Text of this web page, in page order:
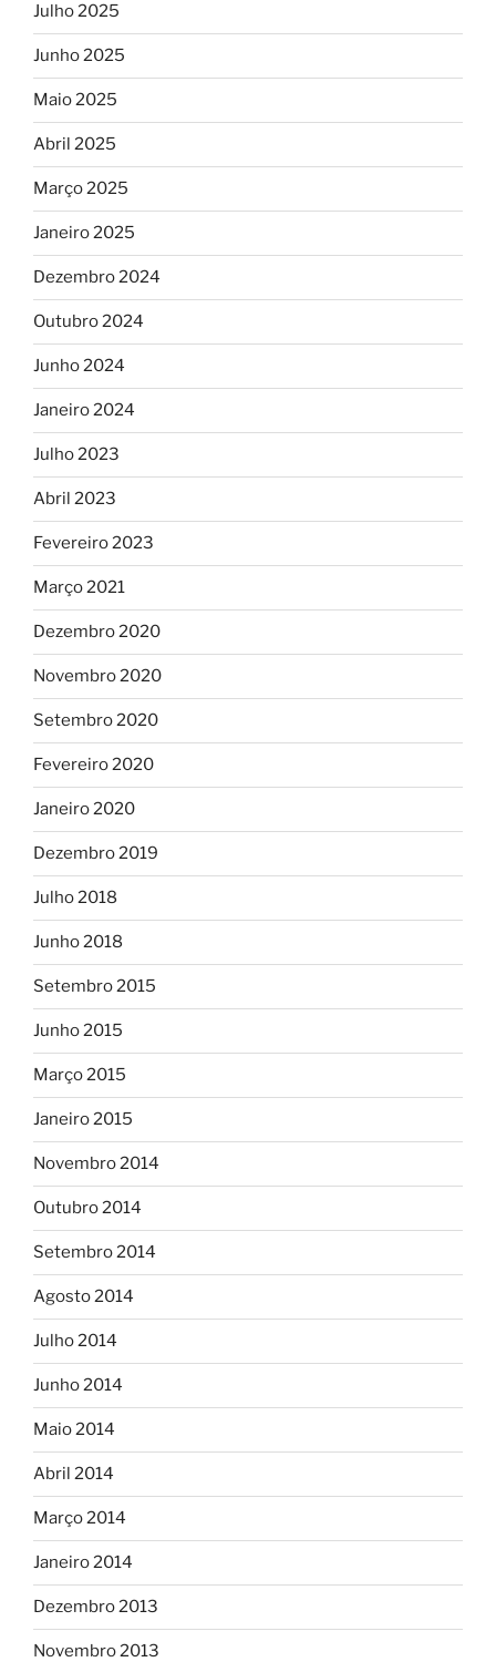
Julho 2025
Junho 2025
Maio 2025
Abril 2025
Março 2025
Janeiro 2025
Dezembro 2024
Outubro 2024
Junho 2024
Janeiro 2024
Julho 2023
Abril 2023
Fevereiro 2023
Março 2021
Dezembro 2020
Novembro 2020
Setembro 2020
Fevereiro 2020
Janeiro 2020
Dezembro 2019
Julho 2018
Junho 2018
Setembro 2015
Junho 2015
Março 2015
Janeiro 2015
Novembro 2014
Outubro 2014
Setembro 2014
Agosto 2014
Julho 2014
Junho 2014
Maio 2014
Abril 2014
Março 2014
Janeiro 2014
Dezembro 2013
Novembro 2013